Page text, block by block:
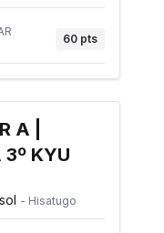
60 pts
A |
3º KYU
- Hisatugo